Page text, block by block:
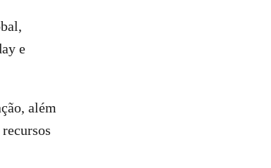
e
além